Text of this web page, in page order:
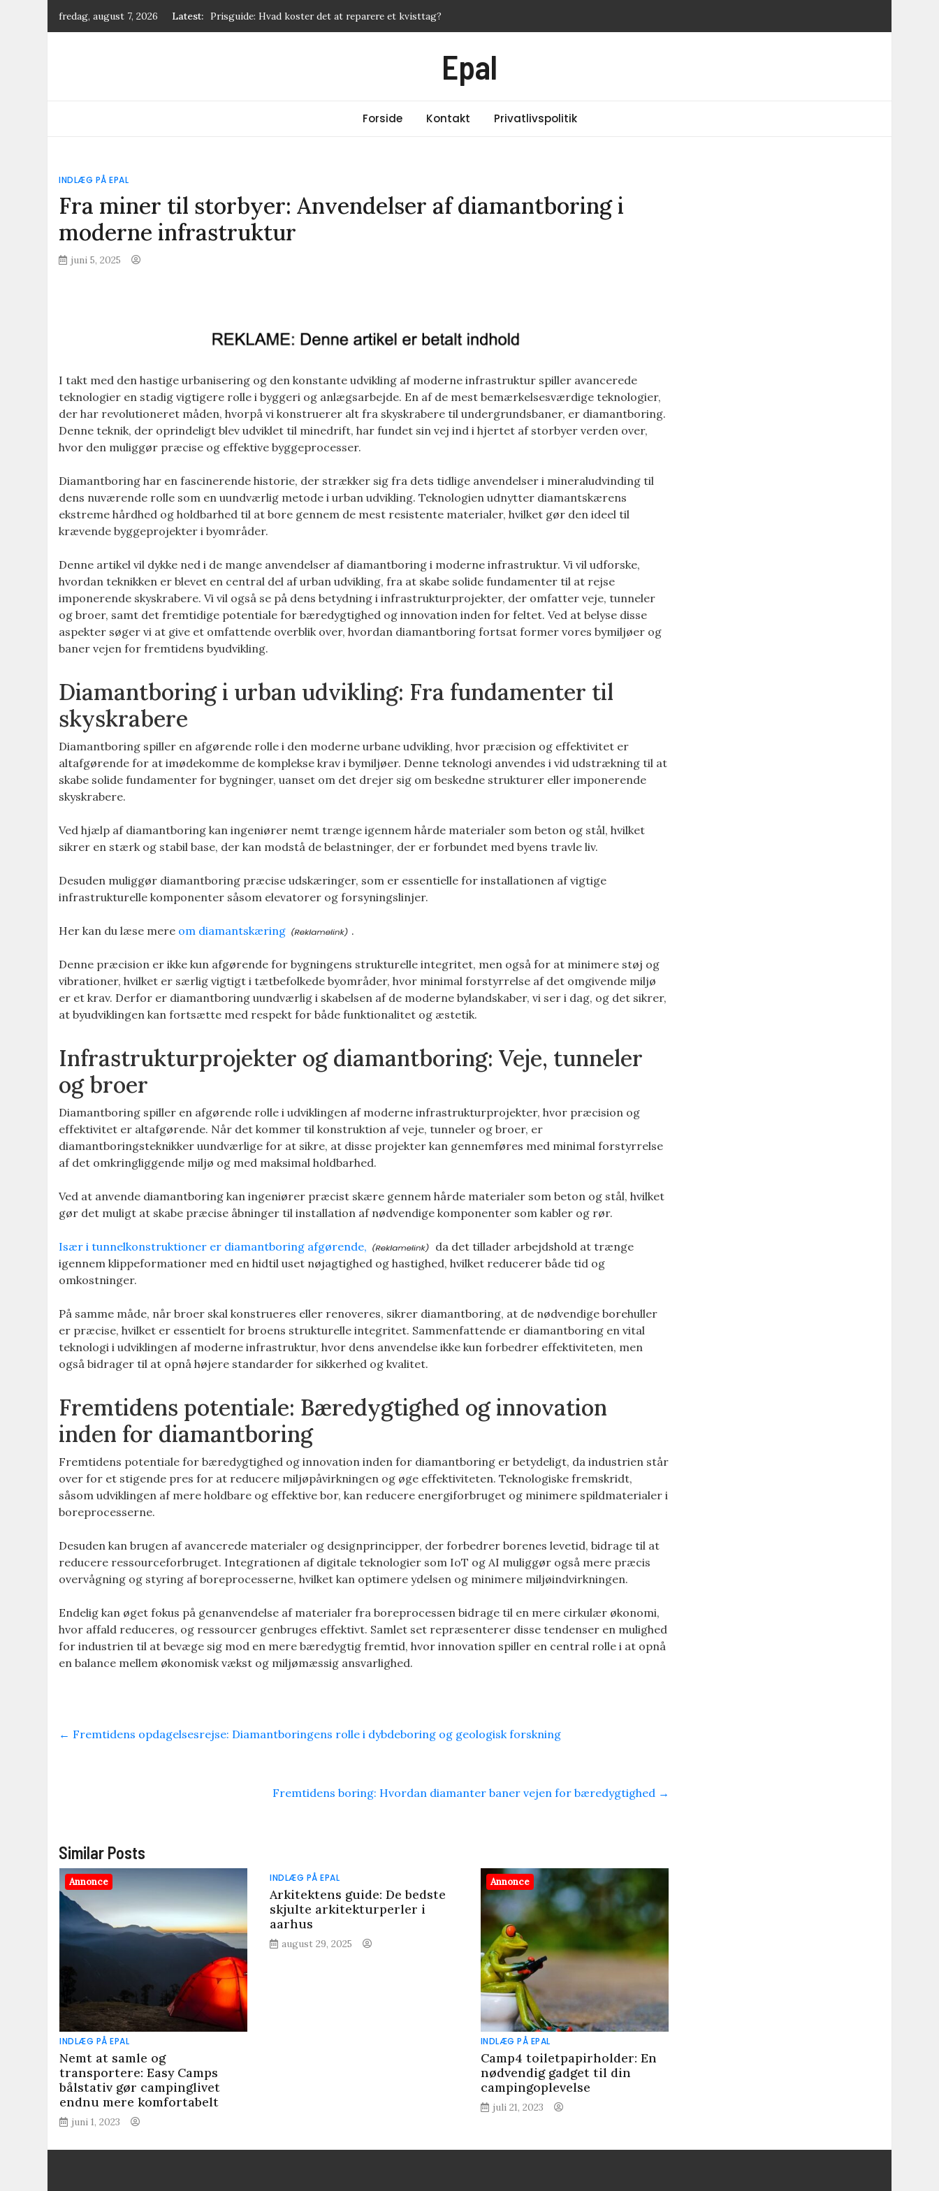
fredag, august 7, 2026 Latest: Prisguide: Hvad koster det at reparere et kvisttag?
Hvad koster ejendomsservice – og hvordan får du mest for pengene?
Kan du stole på opkald fra 35953436? Ekspert giver svarEpal
Forside Kontakt Privatlivspolitik
INDLÆG PÅ EPAL
Fra miner til storbyer: Anvendelser af diamantboring i
moderne infrastruktur
juni 5, 2025
I takt med den hastige urbanisering og den konstante udvikling af moderne infrastruktur spiller avancerede
teknologier en stadig vigtigere rolle i byggeri og anlægsarbejde. En af de mest bemærkelsesværdige teknologier,
der har revolutioneret måden, hvorpå vi konstruerer alt fra skyskrabere til undergrundsbaner, er diamantboring.
Denne teknik, der oprindeligt blev udviklet til minedrift, har fundet sin vej ind i hjertet af storbyer verden over,
hvor den muliggør præcise og effektive byggeprocesser.
Diamantboring har en fascinerende historie, der strækker sig fra dets tidlige anvendelser i mineraludvinding til
dens nuværende rolle som en uundværlig metode i urban udvikling. Teknologien udnytter diamantskærens
ekstreme hårdhed og holdbarhed til at bore gennem de mest resistente materialer, hvilket gør den ideel til
krævende byggeprojekter i byområder.
Denne artikel vil dykke ned i de mange anvendelser af diamantboring i moderne infrastruktur. Vi vil udforske,
hvordan teknikken er blevet en central del af urban udvikling, fra at skabe solide fundamenter til at rejse
imponerende skyskrabere. Vi vil også se på dens betydning i infrastrukturprojekter, der omfatter veje, tunneler
og broer, samt det fremtidige potentiale for bæredygtighed og innovation inden for feltet. Ved at belyse disse
aspekter søger vi at give et omfattende overblik over, hvordan diamantboring fortsat former vores bymiljøer og
baner vejen for fremtidens byudvikling.
Diamantboring i urban udvikling: Fra fundamenter til
skyskrabere
Diamantboring spiller en afgørende rolle i den moderne urbane udvikling, hvor præcision og effektivitet er
altafgørende for at imødekomme de komplekse krav i bymiljøer. Denne teknologi anvendes i vid udstrækning til at
skabe solide fundamenter for bygninger, uanset om det drejer sig om beskedne strukturer eller imponerende
skyskrabere.
Ved hjælp af diamantboring kan ingeniører nemt trænge igennem hårde materialer som beton og stål, hvilket
sikrer en stærk og stabil base, der kan modstå de belastninger, der er forbundet med byens travle liv.
Desuden muliggør diamantboring præcise udskæringer, som er essentielle for installationen af vigtige
infrastrukturelle komponenter såsom elevatorer og forsyningslinjer.
Her kan du læse mere om diamantskæring .
Denne præcision er ikke kun afgørende for bygningens strukturelle integritet, men også for at minimere støj og
vibrationer, hvilket er særlig vigtigt i tætbefolkede byområder, hvor minimal forstyrrelse af det omgivende miljø
er et krav. Derfor er diamantboring uundværlig i skabelsen af de moderne bylandskaber, vi ser i dag, og det sikrer,
at byudviklingen kan fortsætte med respekt for både funktionalitet og æstetik.
Infrastrukturprojekter og diamantboring: Veje, tunneler
og broer
Diamantboring spiller en afgørende rolle i udviklingen af moderne infrastrukturprojekter, hvor præcision og
effektivitet er altafgørende. Når det kommer til konstruktion af veje, tunneler og broer, er
diamantboringsteknikker uundværlige for at sikre, at disse projekter kan gennemføres med minimal forstyrrelse
af det omkringliggende miljø og med maksimal holdbarhed.
Ved at anvende diamantboring kan ingeniører præcist skære gennem hårde materialer som beton og stål, hvilket
gør det muligt at skabe præcise åbninger til installation af nødvendige komponenter som kabler og rør.
Især i tunnelkonstruktioner er diamantboring afgørende,
da det tillader arbejdshold at trænge
igennem klippeformationer med en hidtil uset nøjagtighed og hastighed, hvilket reducerer både tid og
omkostninger.
På samme måde, når broer skal konstrueres eller renoveres, sikrer diamantboring, at de nødvendige borehuller
er præcise, hvilket er essentielt for broens strukturelle integritet. Sammenfattende er diamantboring en vital
teknologi i udviklingen af moderne infrastruktur, hvor dens anvendelse ikke kun forbedrer effektiviteten, men
også bidrager til at opnå højere standarder for sikkerhed og kvalitet.
Fremtidens potentiale: Bæredygtighed og innovation
inden for diamantboring
Fremtidens potentiale for bæredygtighed og innovation inden for diamantboring er betydeligt, da industrien står
over for et stigende pres for at reducere miljøpåvirkningen og øge effektiviteten. Teknologiske fremskridt,
såsom udviklingen af mere holdbare og effektive bor, kan reducere energiforbruget og minimere spildmaterialer i
boreprocesserne.
Desuden kan brugen af avancerede materialer og designprincipper, der forbedrer borenes levetid, bidrage til at
reducere ressourceforbruget. Integrationen af digitale teknologier som IoT og AI muliggør også mere præcis
overvågning og styring af boreprocesserne, hvilket kan optimere ydelsen og minimere miljøindvirkningen.
Endelig kan øget fokus på genanvendelse af materialer fra boreprocessen bidrage til en mere cirkulær økonomi,
hvor affald reduceres, og ressourcer genbruges effektivt. Samlet set repræsenterer disse tendenser en mulighed
for industrien til at bevæge sig mod en mere bæredygtig fremtid, hvor innovation spiller en central rolle i at opnå
en balance mellem økonomisk vækst og miljømæssig ansvarlighed.
← Fremtidens opdagelsesrejse: Diamantboringens rolle i dybdeboring og geologisk forskning
Fremtidens boring: Hvordan diamanter baner vejen for bæredygtighed →
Similar Posts
Annonce
INDLÆG PÅ EPAL
Nemt at samle og
transportere: Easy Camps
bålstativ gør campinglivet
endnu mere komfortabelt
juni 1, 2023
INDLÆG PÅ EPAL
Arkitektens guide: De bedste
skjulte arkitekturperler i
aarhus
august 29, 2025
Annonce
INDLÆG PÅ EPAL
Camp4 toiletpapirholder: En
nødvendig gadget til din
campingoplevelse
juli 21, 2023